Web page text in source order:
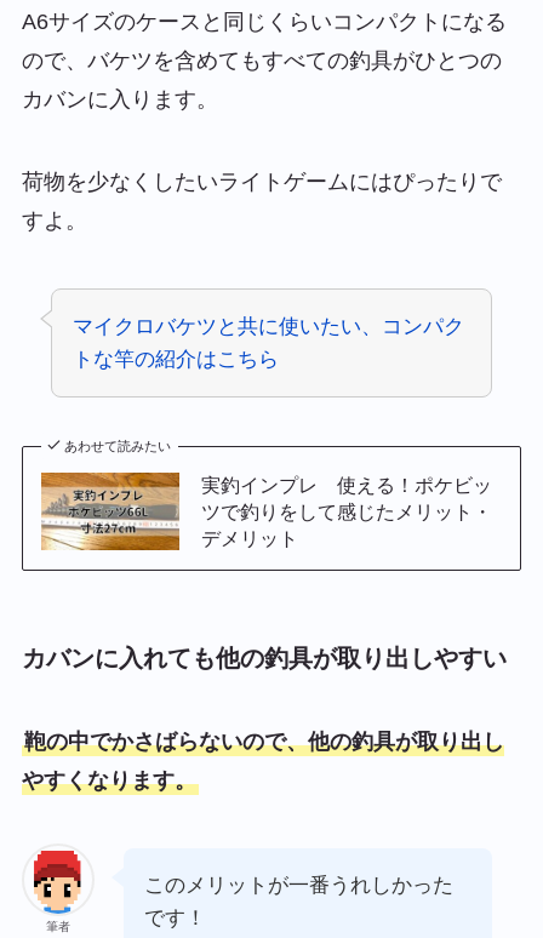
A6サイズのケースと同じくらいコンパクトになる
ので、バケツを含めてもすべての釣具がひとつの
カバンに入ります。
荷物を少なくしたいライトゲームにはぴったりで
すよ。
マイクロバケツと共に使いたい、コンパク
トな竿の紹介はこちら
あわせて読みたい
実釣インプレ 使える！ポケビッ
ツで釣りをして感じたメリット・
デメリット
カバンに入れても他の釣具が取り出しやすい
鞄の中でかさばらないので、他の釣具が取り出し
やすくなります。
筆者
このメリットが一番うれしかった
です！